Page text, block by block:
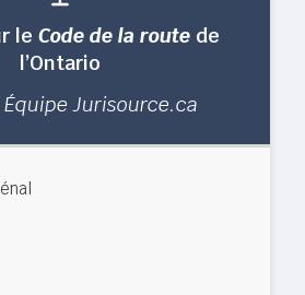
leCode de la route de
l’Ontario
Équipe Jurisource.ca